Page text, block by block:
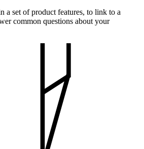
a set of product features, to link to a
common questions about your